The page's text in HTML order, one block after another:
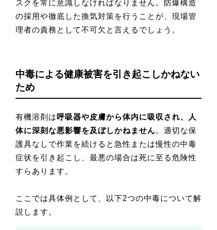
スクを常に意識しなければなりません。防爆構造
の採用や徹底した換気対策を行うことが、現場管
理者の責務として不可欠と言えるでしょう。
中毒による健康被害を引き起こしかねない
ため
有機溶剤は 呼吸器や皮膚から体内に吸収され、人
体に深刻な悪影響を及ぼしかねません。適切な保
護具なしで作業を続けると急性または慢性の中毒
症状を引き起こし、最悪の場合は死に至る危険性
すらあります。
ここでは具体例として、以下2つの中毒について解
説します。